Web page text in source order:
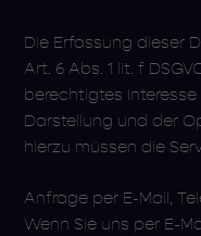
Die Erfassung dieser
Art. 6 Abs. 1 lit. f
berechtigtes
Darstellung und der
hierzu müssen die
Anfrage per E-Mail,
Wenn Sie uns per E-